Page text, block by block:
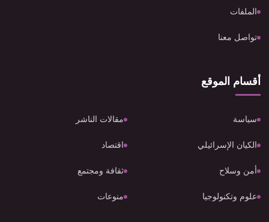
الملفات
تواصل معنا
أقسام الموقع
سياسة مقالات الناشر
الكيان الإسرائيلي اقتصاد
أمن وسلاح ثقافة ومجتمع
علوم وتكنولوجيا منوعات